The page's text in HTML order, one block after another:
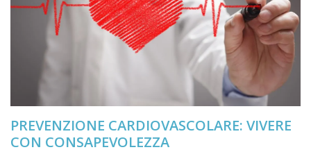
PREVENZIONE CARDIOVASCOLARE: VIVERE
CON CONSAPEVOLEZZA